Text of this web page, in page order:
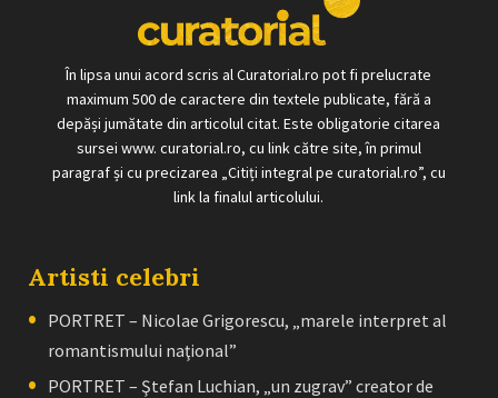
În lipsa unui acord scris al Curatorial.ro pot fi prelucrate
maximum 500 de caractere din textele publicate, fără a
depăși jumătate din articolul citat. Este obligatorie citarea
sursei www. curatorial.ro, cu link către site, în primul
paragraf și cu precizarea „Citiți integral pe curatorial.ro”, cu
link la finalul articolului.
Artisti celebri
PORTRET – Nicolae Grigorescu, „marele interpret al
romantismului naţional”
PORTRET – Ştefan Luchian, „un zugrav” creator de